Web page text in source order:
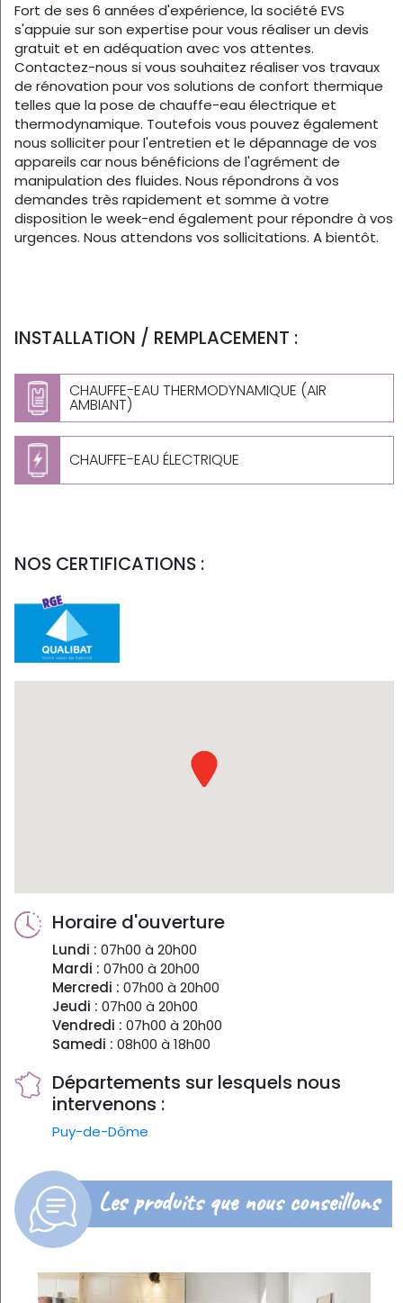
Fort de ses 6 années d'expérience, la société EVS
s'appuie sur son expertise pour vous réaliser un devis
gratuit et en adéquation avec vos attentes.
Contactez-nous si vous souhaitez réaliser vos travaux
de rénovation pour vos solutions de confort thermique
telles que la pose de chauffe-eau électrique et
thermodynamique. Toutefois vous pouvez également
nous solliciter pour l'entretien et le dépannage de vos
appareils car nous bénéficions de l'agrément de
manipulation des fluides. Nous répondrons à vos
demandes très rapidement et somme à votre
disposition le week-end également pour répondre à vos
urgences. Nous attendons vos sollicitations. A bientôt.
INSTALLATION / REMPLACEMENT :
CHAUFFE-EAU THERMODYNAMIQUE (AIR
AMBIANT)
CHAUFFE-EAU ÉLECTRIQUE
NOS CERTIFICATIONS :
Horaire d'ouverture
Lundi : 07h00 à 20h00
Mardi : 07h00 à 20h00
Mercredi : 07h00 à 20h00
Jeudi : 07h00 à 20h00
Vendredi : 07h00 à 20h00
Samedi : 08h00 à 18h00
Départements sur lesquels nous
intervenons :
Puy-de-Dôme
Les produits que nous conseillons